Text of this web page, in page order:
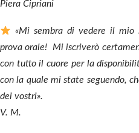
Piera Cipriani
«Mi sembra di vedere il mio
prova orale! Mi iscriverò
con tutto il cuore per la
con la quale mi state seguendo,
dei vostri».
V. M.